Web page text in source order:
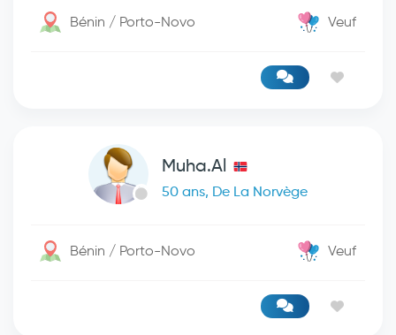
Bénin / Porto-Novo Veuf
Muha.Al
50 ans, De La Norvège
Bénin / Porto-Novo Veuf